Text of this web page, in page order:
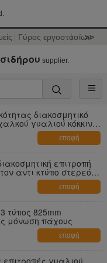
Γύρος εργοστασίων
>>
supplier.
διακοσμητικό
γυαλιού κόκκινο
επαφή
επιτροπή
αντι κτύπο στερεό
επαφή
τύπος 825mm
μόνωση πάχους
επαφή
γυαλιού